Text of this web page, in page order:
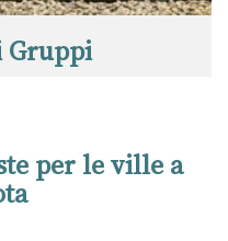
Gruppi
per le ville a